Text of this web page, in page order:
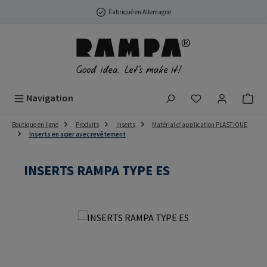
Passer au contenu principalFabriqué en Allemagne
Navigation Vous avez 0
Boutique en ligne Produits Inserts
Matérial d'application PLASTIQUE
Inserts en acier avec revêtement
INSERTS RAMPA TYPE ES
Ignorer la galerie d'images